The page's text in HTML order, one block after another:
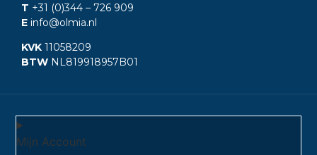
T +31 (0)344 – 726 909
E info@olmia.nl
KVK 11058209
BTW NL819918957B01
Mijn Account